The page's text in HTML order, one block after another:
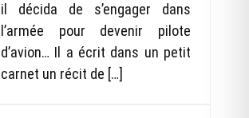
il décida de s’engager dans
l’armée pour devenir pilote
d’avion… Il a écrit dans un petit
carnet un récit de […]